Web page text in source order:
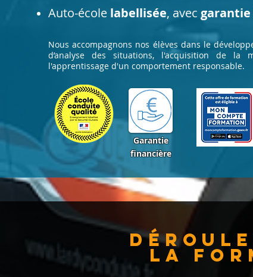
Auto-école labellisée, avec
Nous accompagnons nos élèves dans le
d’analyse des situations, l'acquisition de la
l'apprentissage d'un comportement responsable.
Garantie
financière
la